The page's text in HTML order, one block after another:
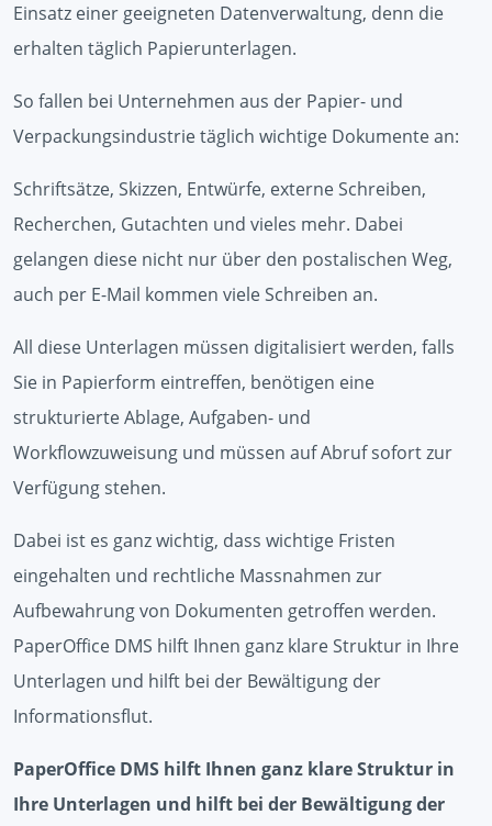
Einsatz einer geeigneten Datenverwaltung, denn die
erhalten täglich Papierunterlagen.
So fallen bei Unternehmen aus der Papier- und
Verpackungsindustrie täglich wichtige Dokumente an:
Schriftsätze, Skizzen, Entwürfe, externe Schreiben,
Recherchen, Gutachten und vieles mehr. Dabei
gelangen diese nicht nur über den postalischen Weg,
auch per E-Mail kommen viele Schreiben an.
All diese Unterlagen müssen digitalisiert werden, falls
Sie in Papierform eintreffen, benötigen eine
strukturierte Ablage, Aufgaben- und
Workflowzuweisung und müssen auf Abruf sofort zur
Verfügung stehen.
Dabei ist es ganz wichtig, dass wichtige Fristen
eingehalten und rechtliche Massnahmen zur
Aufbewahrung von Dokumenten getroffen werden.
PaperOffice DMS hilft Ihnen ganz klare Struktur in Ihre
Unterlagen und hilft bei der Bewältigung der
Informationsflut.
PaperOffice DMS hilft Ihnen ganz klare Struktur in
Ihre Unterlagen und hilft bei der Bewältigung der